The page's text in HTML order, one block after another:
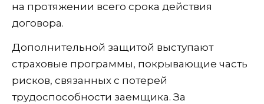
на протяжении всего срока действия
договора.
Дополнительной защитой выступают
страховые программы, покрывающие часть
рисков, связанных с потерей
трудоспособности заемщика. За